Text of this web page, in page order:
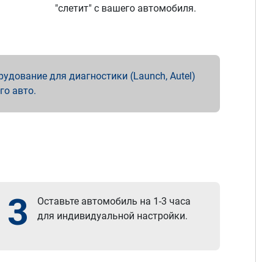
"слетит" с вашего автомобиля.
для диагностики (Launch, Autel)
авто.
3
Оставьте автомобиль на 1-3 часа
для индивидуальной настройки.